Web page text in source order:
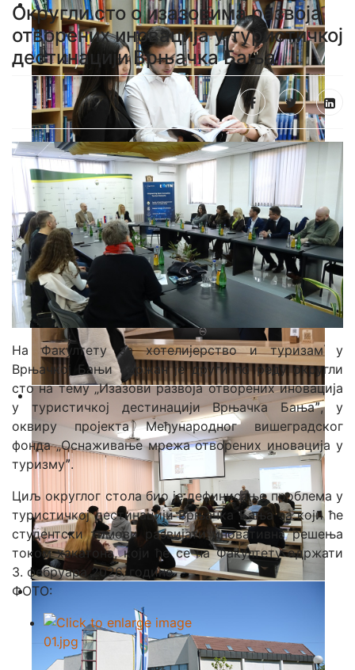
Округли сто о изазовима развоја
отворених иновација у туристичкој
дестинацији Врњачка Бања
На Факултету за хотелијерство и туризам у
Врњачкој Бањи одржан је други по реду округли
сто на тему „Изазови развоја отворених иновација
у туристичкој дестинацији Врњачка Бањаˮ, у
оквиру пројекта Међународног вишеградског
фонда „Оснаживање мрежа отворених иновација у
туризмуˮ.
Циљ округлог стола био је дефинисање проблема у
туристичкој дестинацији Врњачкa Бањa за који ће
студентски тимови развијати иновативна решења
током хакатона, који ће се на Факултету одржати
3. фебруара 2026. године.
ФОТО: